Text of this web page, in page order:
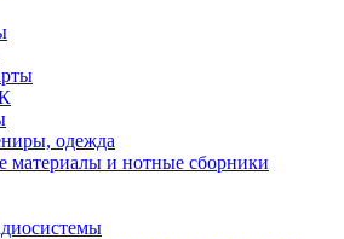
одежда
материалы и нотные сборники